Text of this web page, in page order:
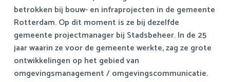
betrokken bij bouw- en infraprojecten in de gemeente
Rotterdam.Op dit moment is ze bij dezelfde
gemeente projectmanager bij Stadsbeheer. In de 25
jaar waarin ze voor de gemeente werkte, zag ze grote
ontwikkelingen op het gebied van
omgevingsmanagement / omgevingscommunicatie.